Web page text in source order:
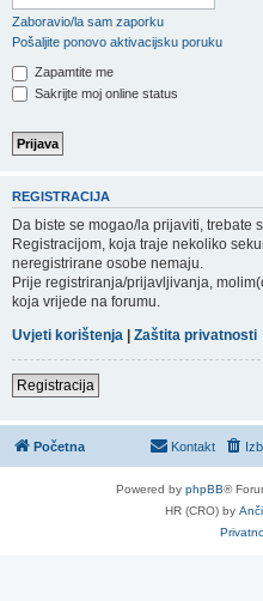
Zaboravio/la sam zaporku
Pošaljite ponovo aktivacijsku poruku
Zapamtite me
Sakrijte moj online status
REGISTRACIJA
Da biste se mogao/la prijaviti, trebate
Registracijom, koja traje nekoliko
neregistrirane osobe nemaju.
Prije registriranja/prijavljivanja,
koja vrijede na forumu.
Uvjeti korištenja | Zaštita privatnosti
Registracija
Početna Kontakt
Powered by phpBB®
HR (CRO) by